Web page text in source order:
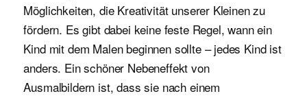
Möglichkeiten, die Kreativität unserer Kleinen zu
fördern. Es gibt dabei keine feste Regel, wann ein
Kind mit dem Malen beginnen sollte – jedes Kind ist
anders. Ein schöner Nebeneffekt von
Ausmalbildern ist, dass sie nach einem